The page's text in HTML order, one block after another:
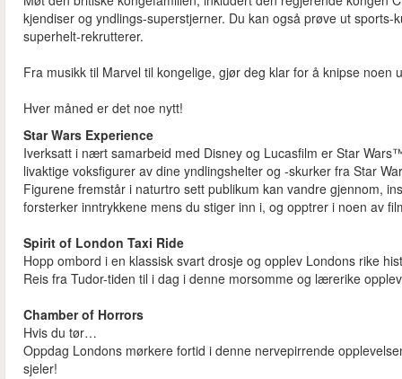
kjendiser og yndlings-superstjerner. Du kan også prøve ut
superhelt-rekrutterer.
Fra musikk til Marvel til kongelige, gjør deg klar for å knipse noen
Hver måned er det noe nytt!
Star Wars Experience
Iverksatt i nært samarbeid med Disney og Lucasfilm er Star
livaktige voksfigurer av dine yndlingshelter og -skurker fra Star
Figurene fremstår i naturtro sett publikum kan vandre gjennom,
forsterker inntrykkene mens du stiger inn i, og opptrer i noen av
Spirit of London Taxi Ride
Hopp ombord i en klassisk svart drosje og opplev Londons rike
Reis fra Tudor-tiden til i dag i denne morsomme og lærerike
Chamber of Horrors
Hvis du tør…
Oppdag Londons mørkere fortid i denne nervepirrende
sjeler!